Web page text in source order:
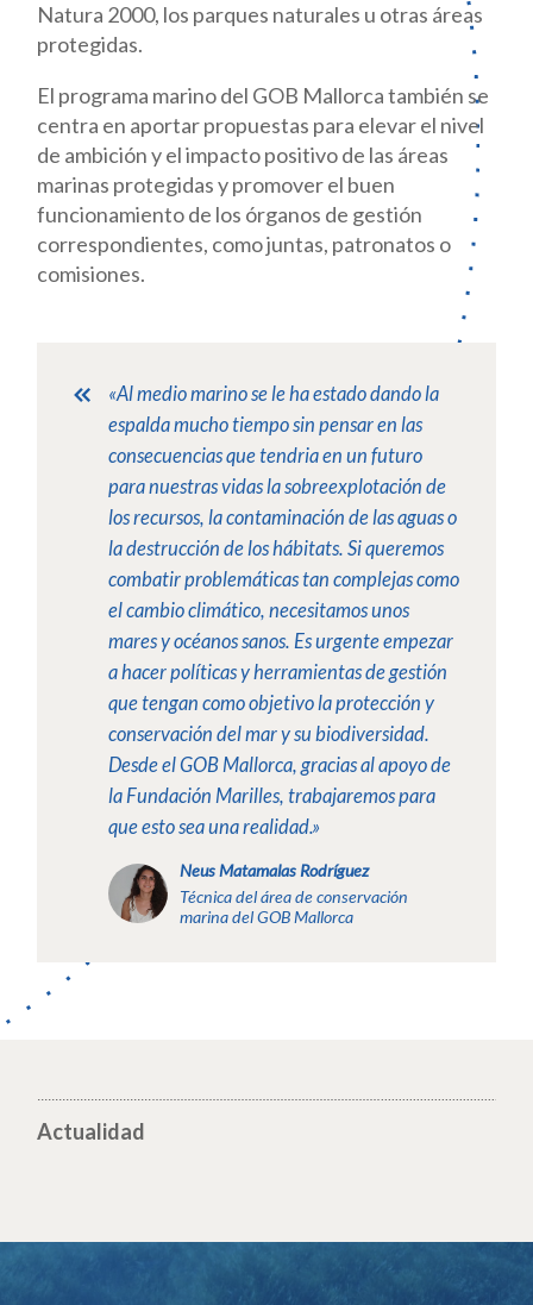
Natura 2000, los parques naturales u otras áreas
protegidas.
El programa marino del GOB Mallorca también se
centra en aportar propuestas para elevar el nivel
de ambición y el impacto positivo de las áreas
marinas protegidas y promover el buen
funcionamiento de los órganos de gestión
correspondientes, como juntas, patronatos o
comisiones.
«Al medio marino se le ha estado dando la
espalda mucho tiempo sin pensar en las
consecuencias quetendriaen un futuro
para nuestras vidas la sobreexplotación de
los recursos, la contaminación de las aguas o
la destrucción de los hábitats. Si queremos
combatir problemáticas tan complejas como
el cambio climático, necesitamos unos
mares y océanos sanos. Es urgente empezar
a hacer políticas y herramientas de gestión
que tengan comoobjetivo la protección y
conservación del mar y su biodiversidad.
Desde elGOBMallorca, gracias al apoyo de
la FundaciónMarilles, trabajaremos para
que esto sea una realidad.»
Neus Matamalas Rodríguez
Técnica del área de conservación
marina del GOB Mallorca
Actualidad